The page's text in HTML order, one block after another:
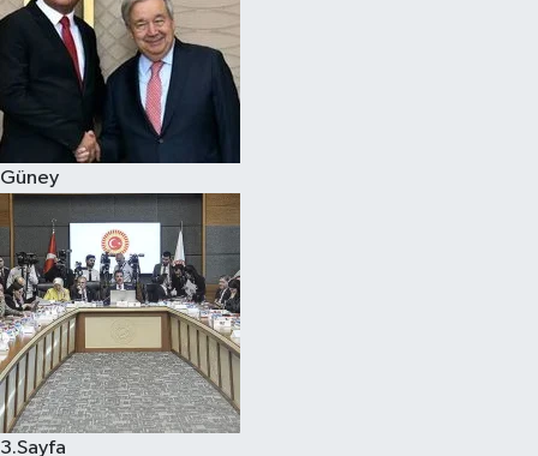
Güney
3.Sayfa